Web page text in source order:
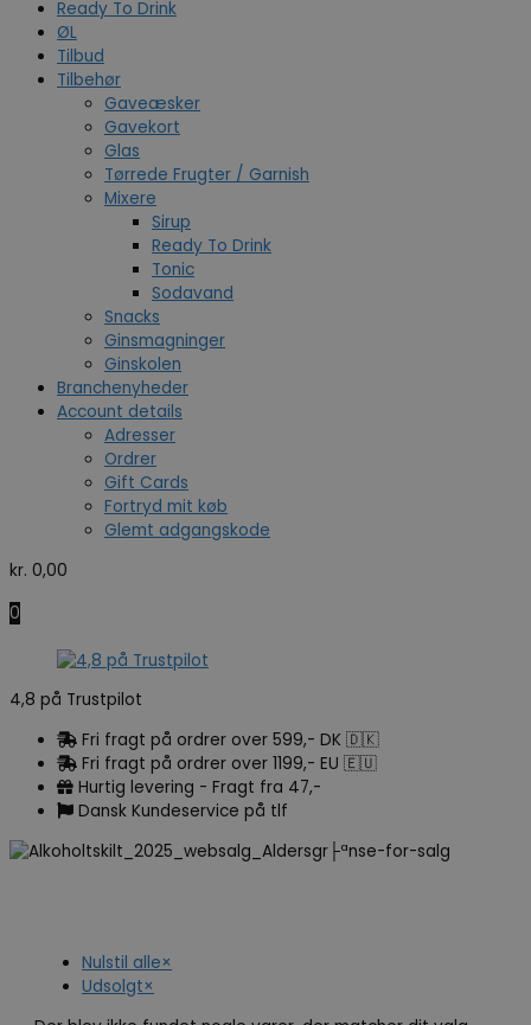
Ready To Drink
ØL
Tilbud
Tilbehør
Gaveæsker
Gavekort
Glas
Tørrede Frugter / Garnish
Mixere
Sirup
Ready To Drink
Tonic
Sodavand
Snacks
Ginsmagninger
Ginskolen
Branchenyheder
Account details
Adresser
Ordrer
Gift Cards
Fortryd mit køb
Glemt adgangskode
kr. 0,00
0
4,8 på Trustpilot
Fri fragt på ordrer over 599,- DK 🇩🇰
Fri fragt på ordrer over 1199,- EU 🇪🇺
Hurtig levering - Fragt fra 47,-
Dansk Kundeservice på tlf
Nulstil alle×
Udsolgt×